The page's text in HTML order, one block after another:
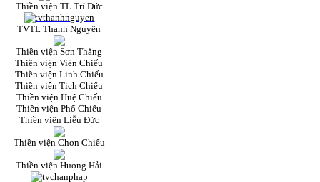
Thiền viện TL Trí Đức
TVTL Thanh Nguyên
Thiền viện Sơn Thắng
Thiền viện Viên Chiếu
Thiền viện Linh Chiếu
Thiền viện Tịch Chiếu
Thiền viện Huệ Chiếu
Thiền viện Phổ Chiếu
Thiền viện Liễu Đức
Thiền viện Chơn Chiếu
Thiền viện Hương Hải